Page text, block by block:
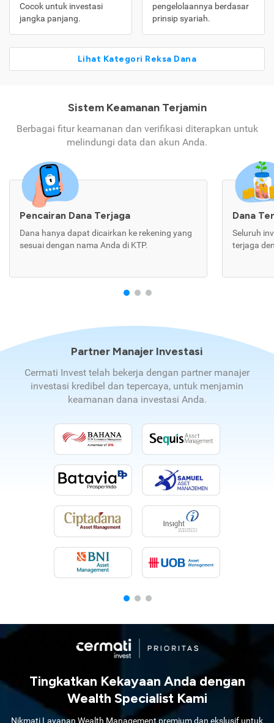
Cocok untuk investasi
jangka panjang.
pengelolaannya berdasar
prinsip syariah.
Lihat Kategori Reksa Dana
Sistem Keamanan Terjamin
Berbagai fitur keamanan dan verifikasi diterapkan untuk
melindungi data dan akun Anda.
Pencairan Dana Terjaga
Dana hanya dapat dicairkan ke rekening yang
sesuai dengan nama Anda di KTP.
Dana
Seluruh
terjaga
Partner Manajer Investasi
Cermati Invest telah bekerja dengan partner manajer
investasi kredibel dan tepercaya, untuk menjamin
keamanan dana investasi Anda.
Tingkatkan Kekayaan Anda dengan
Wealth Specialist Kami
Nikmati Layanan Wealth Management premium dan ekslusif untuk